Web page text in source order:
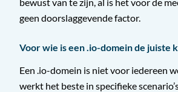
bewust van te zijn, al is het voor de
geen doorslaggevende factor.
Voor wie is een .io-domein de juiste
Een .io-domein is niet voor iedereen
werkt het beste in specifieke